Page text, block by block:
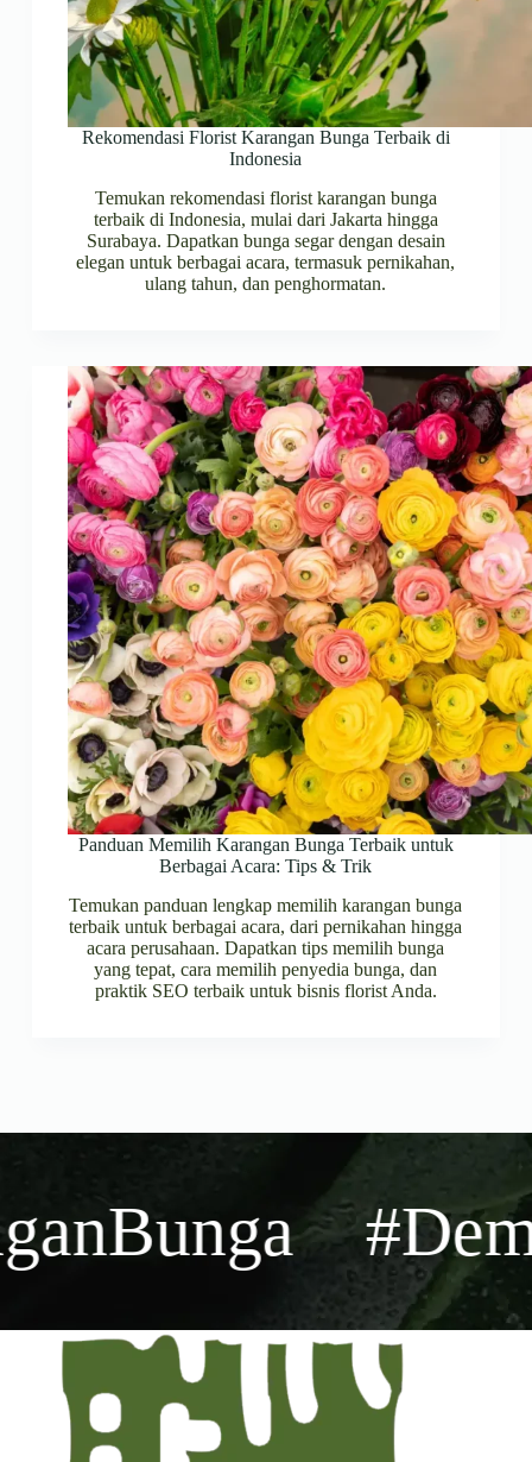
Rekomendasi Florist Karangan Bunga Terbaik di
Indonesia
Temukan rekomendasi florist karangan bunga
terbaik di Indonesia, mulai dari Jakarta hingga
Surabaya. Dapatkan bunga segar dengan desain
elegan untuk berbagai acara, termasuk pernikahan,
ulang tahun, dan penghormatan.
Panduan Memilih Karangan Bunga Terbaik untuk
Berbagai Acara: Tips & Trik
Temukan panduan lengkap memilih karangan bunga
terbaik untuk berbagai acara, dari pernikahan hingga
acara perusahaan. Dapatkan tips memilih bunga
yang tepat, cara memilih penyedia bunga, dan
praktik SEO terbaik untuk bisnis florist Anda.